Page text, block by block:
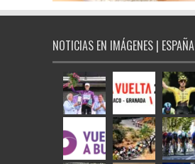
NOTICIAS EN IMÁGENES | ESPAÑA